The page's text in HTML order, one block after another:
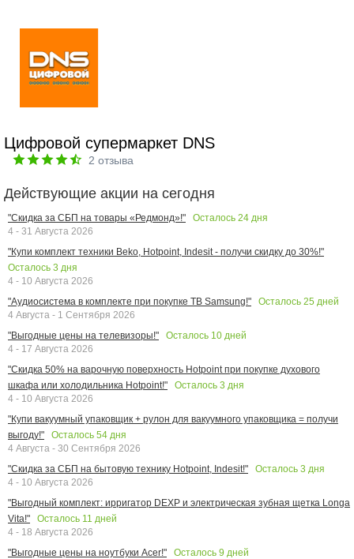
Цифровой супермаркет DNS
2 отзыва
Действующие акции на сегодня
"Скидка за СБП на товары «Редмонд»!" Осталось 24 дня
4 - 31 Августа 2026
"Купи комплект техники Beko, Hotpoint, Indesit - получи скидку до 30%!"
Осталось 3 дня
4 - 10 Августа 2026
"Аудиосистема в комплекте при покупке ТВ Samsung!"
Осталось 25 дней
4 Августа - 1 Сентября 2026
"Выгодные цены на телевизоры!"
Осталось 10 дней
4 - 17 Августа 2026
"Скидка 50% на варочную поверхность Hotpoint при покупке духового
шкафа или холодильника Hotpoint!"
Осталось 3 дня
4 - 10 Августа 2026
"Купи вакуумный упаковщик + рулон для вакуумного упаковщика = получи
выгоду!"
Осталось 54 дня
4 Августа - 30 Сентября 2026
"Скидка за СБП на бытовую технику Hotpoint, Indesit!"
Осталось 3 дня
4 - 10 Августа 2026
"Выгодный комплект: ирригатор DEXP и электрическая зубная щетка Longa
Vita!"
Осталось 11 дней
4 - 18 Августа 2026
"Выгодные цены на ноутбуки Acer!"
Осталось 9 дней